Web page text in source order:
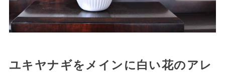
ユキヤナギをメインに白い花のアレ